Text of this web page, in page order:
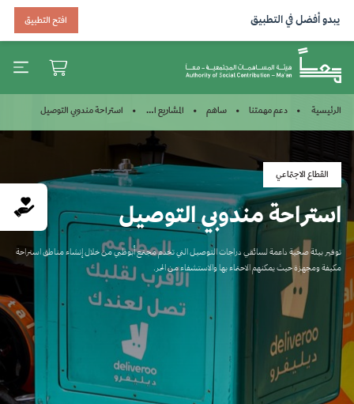
يبدو أفضل في التطبيق افتح التطبيق
الرئيسية دعم مهمتنا ساهم المشاريع المكتملة استراحة مندوبي التوصيل
القطاع الاجتماعي
استراحة مندوبي التوصيل
توفير بيئة صحية داعمة لسائقي دراجات التوصيل التي تخدم مجتمع أبوظبي من خلال إنشاء مناطق استراحة
مكيفة ومجهزة حيث يمكنهم الاحتماء بها والاستشفاء من الحر.